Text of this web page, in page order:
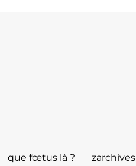
que fœtus là ? zarchives